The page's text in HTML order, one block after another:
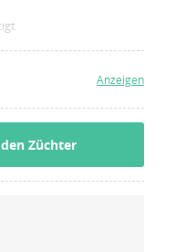
Anzeigen
Züchter